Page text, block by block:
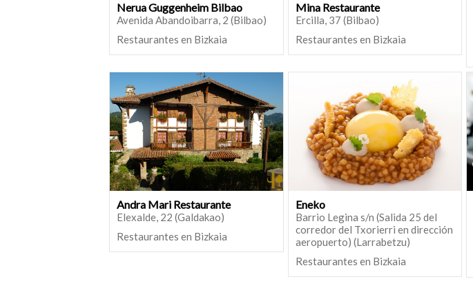
Nerua Guggenheim Bilbao
Avenida Abandoibarra, 2 (Bilbao)
Restaurantes en Bizkaia
Mina Restaurante
Ercilla, 37 (Bilbao)
Restaurantes en Bizkaia
Andra Mari Restaurante
Elexalde, 22 (Galdakao)
Restaurantes en Bizkaia
Eneko
Barrio Legina s/n (Salida 25 del
corredor del Txorierri en dirección
aeropuerto) (Larrabetzu)
Restaurantes en Bizkaia